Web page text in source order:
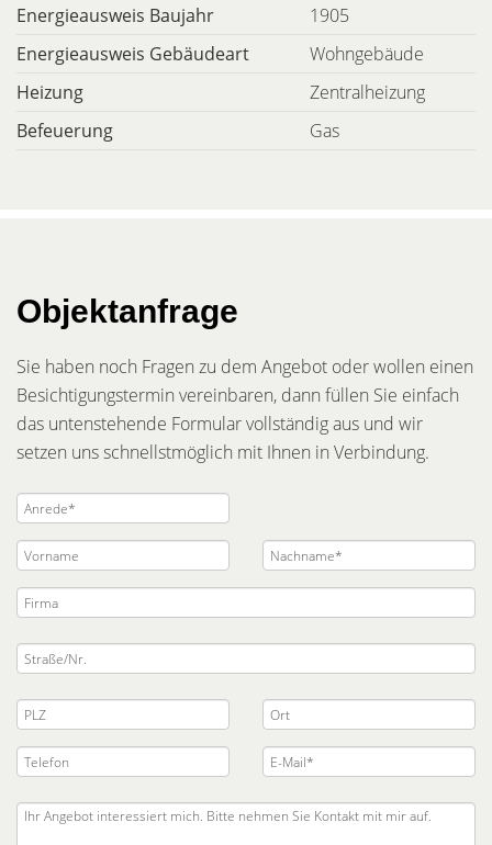
Energieausweis Baujahr
1905
Energieausweis Gebäudeart
Wohngebäude
Heizung
Zentralheizung
Befeuerung
Gas
Objektanfrage
Sie haben noch Fragen zu dem Angebot oder wollen einen
Besichtigungstermin vereinbaren, dann füllen Sie einfach
das untenstehende Formular vollständig aus und wir
setzen uns schnellstmöglich mit Ihnen in Verbindung.